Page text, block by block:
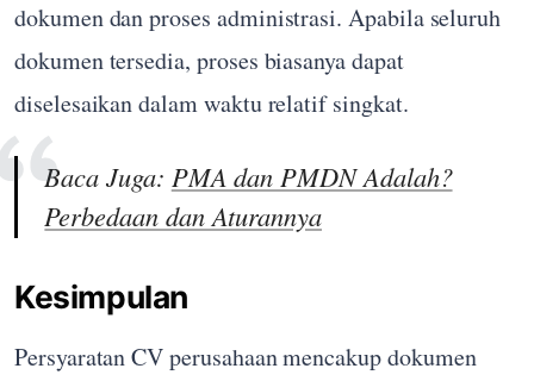
dokumen dan proses administrasi. Apabila seluruh
dokumen tersedia, proses biasanya dapat
diselesaikan dalam waktu relatif singkat.
Baca Juga: PMA dan PMDN Adalah?
Perbedaan dan Aturannya
Kesimpulan
Persyaratan CV perusahaan mencakup dokumen